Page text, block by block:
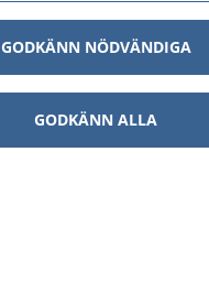
GODKÄNN NÖDVÄNDIGA
GODKÄNN ALLA